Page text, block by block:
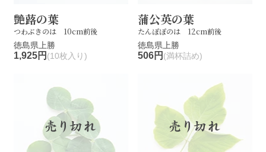
艶蕗の葉
つわぶきのは 10cm前後
徳島県上勝
1,925円 (10枚入り)
蒲公英の葉
たんぽぽのは 12cm前後
徳島県上勝
506円 (満杯詰め)